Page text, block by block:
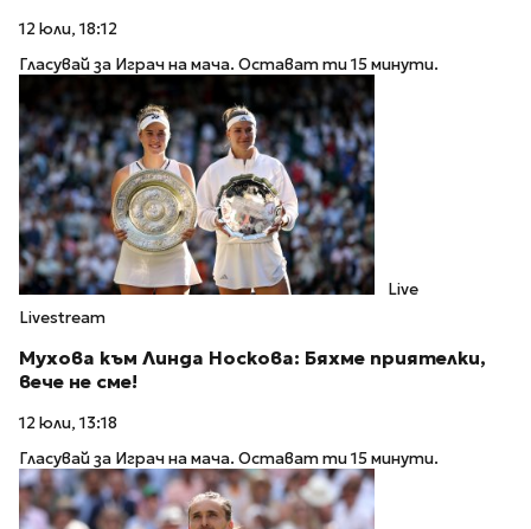
12 юли, 18:12
Гласувай за Играч на мача. Остават ти 15 минути.
Live
Livestream
Мухова към Линда Носкова: Бяхме приятелки,
вече не сме!
12 юли, 13:18
Гласувай за Играч на мача. Остават ти 15 минути.